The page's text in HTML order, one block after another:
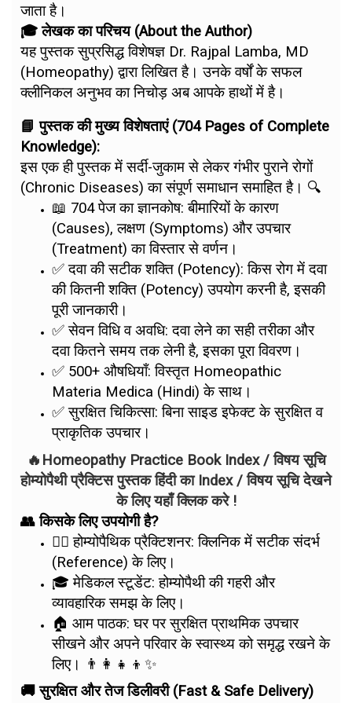
जाता है।
🎓 लेखक का परिचय (About the Author)
यह पुस्तक सुप्रसिद्ध विशेषज्ञ Dr. Rajpal Lamba, MD
(Homeopathy) द्वारा लिखित है। उनके वर्षों के सफल
क्लीनिकल अनुभव का निचोड़ अब आपके हाथों में है।
📘 पुस्तक की मुख्य विशेषताएं (704 Pages of Complete
Knowledge):
इस एक ही पुस्तक में सर्दी-जुकाम से लेकर गंभीर पुराने रोगों
(Chronic Diseases) का संपूर्ण समाधान समाहित है। 🔍
📖 704 पेज का ज्ञानकोष: बीमारियों के कारण
(Causes), लक्षण (Symptoms) और उपचार
(Treatment) का विस्तार से वर्णन।
✅ दवा की सटीक शक्ति (Potency): किस रोग में दवा
की कितनी शक्ति (Potency) उपयोग करनी है, इसकी
पूरी जानकारी।
✅ सेवन विधि व अवधि: दवा लेने का सही तरीका और
दवा कितने समय तक लेनी है, इसका पूरा विवरण।
✅ 500+ औषधियाँ: विस्तृत Homeopathic
Materia Medica (Hindi) के साथ।
✅ सुरक्षित चिकित्सा: बिना साइड इफेक्ट के सुरक्षित व
प्राकृतिक उपचार।
🔥Homeopathy Practice Book Index / विषय सूचि
होम्योपैथी प्रैक्टिस पुस्तक हिंदी का Index / विषय सूचि देखने
के लिए यहाँ क्लिक करे !
👥 किसके लिए उपयोगी है?
👨‍⚕️ होम्योपैथिक प्रैक्टिशनर: क्लिनिक में सटीक संदर्भ
(Reference) के लिए।
🎓 मेडिकल स्टूडेंट: होम्योपैथी की गहरी और
व्यावहारिक समझ के लिए।
🏠 आम पाठक: घर पर सुरक्षित प्राथमिक उपचार
सीखने और अपने परिवार के स्वास्थ्य को समृद्ध रखने के
लिए। 👨‍👩‍👧‍👦✨
🚚 सुरक्षित और तेज डिलीवरी (Fast & Safe Delivery)